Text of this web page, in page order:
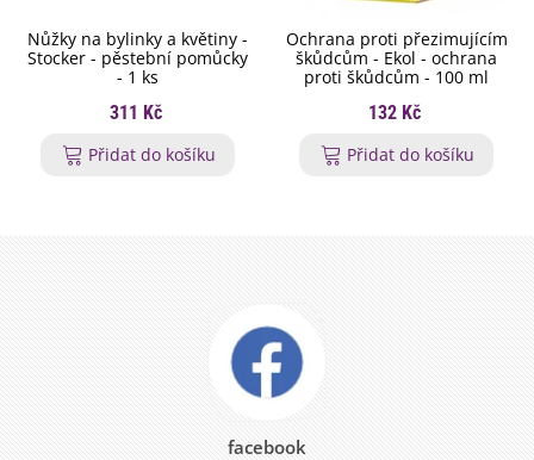
Nůžky na bylinky a květiny -
Stocker - pěstební pomůcky
- 1 ks
311 Kč
Přidat do košíku
Ochrana proti přezimujícím
škůdcům - Ekol - ochrana
proti škůdcům - 100 ml
132 Kč
Přidat do košíku
facebook